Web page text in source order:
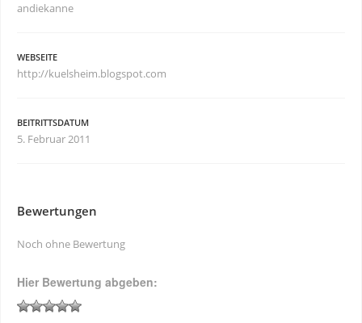
andiekanne
WEBSEITE
http://kuelsheim.blogspot.com
BEITRITTSDATUM
5. Februar 2011
Bewertungen
Noch ohne Bewertung
Hier Bewertung abgeben: